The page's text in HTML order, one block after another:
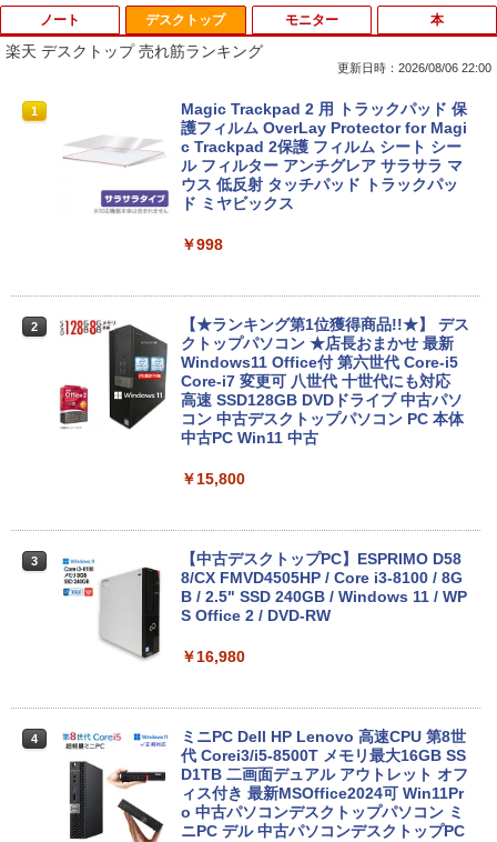
ノート
1
【中古】第4世代 Core i3搭載ノートパソ
コン 500GB 4GBメモリ DVDマルチドラ
イブ 15.6インチ Wi-Fi 【Windows10】
MS 365 Office Web 注目PC [105]
￥8,800
第7世代 | Core i5 7200U 2.5(～最大3.1)
GHz | MEM:8GB | HDD:500GB | DVDマ
ルチ | 無線LAN:あり | テンキー | Win11P
ro64Bit | ACアダプター付属
￥9,980
B/1TB選択可 13.3型 軽量 モバイル ビジ
ネス 在宅勤務 学生向け
￥12,980
ws11 富士通 LIFEBOOK A5511 第11世
代Celeron 6305U最大メモリ32GB 秒速
起動新品SSD2TB テンキー内蔵 15.6型大
画面 ノートパソコン中古 オフィス付き
Microsoftoffice2024可 送料無料 WIFI
デスクトップ
楽天 デスクトップ 売れ筋ランキング
更新日時：2026/08/06 22:00
1
Magic Trackpad 2 用 トラックパッド 保
護フィルム OverLay Protector for Magi
c Trackpad 2保護 フィルム シート シー
ル フィルター アンチグレア サラサラ マ
ウス 低反射 タッチパッド トラックパッ
ド ミヤビックス
￥998
2
【★ランキング第1位獲得商品!!★】 デス
クトップパソコン ★店長おまかせ 最新
Windows11 Office付 第六世代 Core-i5
Core-i7 変更可 八世代 十世代にも対応
高速 SSD128GB DVDドライブ 中古パソ
コン 中古デスクトップパソコン PC 本体
中古PC Win11 中古
￥15,800
3
【中古デスクトップPC】ESPRIMO D58
8/CX FMVD4505HP / Core i3-8100 / 8G
B / 2.5" SSD 240GB / Windows 11 / WP
S Office 2 / DVD-RW
￥16,980
4
ミニPC Dell HP Lenovo 高速CPU 第8世
代 Corei3/i5-8500T メモリ最大16GB SS
D1TB 二画面デュアル アウトレット オフ
ィス付き 最新MSOffice2024可 Win11Pr
o 中古パソコンデスクトップパソコン ミ
ニPC デル 中古パソコンデスクトップPC
モニター 本